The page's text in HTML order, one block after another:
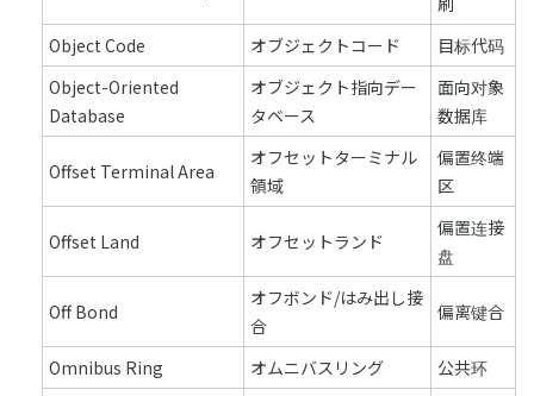
Object Code
オブジェクトコード
目标代码
Object-Oriented
Database
オブジェクト指向デー
タベース
面向对象
数据库
Offset Terminal Area
オフセットターミナル
領域
偏置终端
区
Offset Land オフセットランド
偏置连接
盘
Off Bond
オフボンド/はみ出し接
合
偏离键合
Omnibus Ring オムニバスリング 公共环